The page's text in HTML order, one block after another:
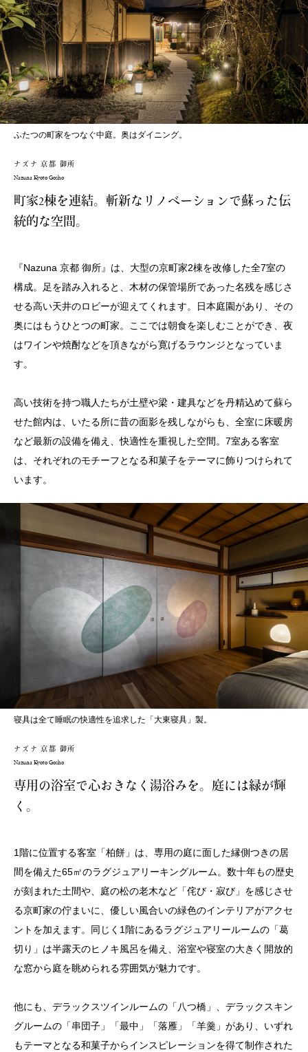
ふたつの町家をつなぐ中庭。奥はダイニング。
ナズナ 京都 御所
Nazuna Kyoto Gosho
町家2棟を連結。斬新なリノベーションで蘇った伝
統的な空間。
『Nazuna 京都 御所』は、大型の京町家2棟を改修した全7室の
構成。足を踏み入れると、木材の保管場所であった名残を感じさ
せる高い天井のロビーが迎えてくれます。日本庭園があり、その
奥にはもうひとつの町家。ここでは朝食を楽しむことができ、夜
はワインや焼酎などを頂きながら寛げるラウンジとなっていま
す。
高い技術を持つ職人たちが土壁や梁・建具などを丹精込めて蘇ら
せた館内は、いたる所に昔の面影を残しながらも、全室に床暖房
など最新の設備を備え、快適性を重視した空間。7室ある客室
は、それぞれのモチーフとなる和菓子をテーマに飾りつけられて
います。
寝具は全て睡眠の快適性を追求した「大東寝具」製。
ナズナ 京都 御所
Nazuna Kyoto Gosho
専用の浴室で心おきなく湯浴みを。庭には緑が輝
く。
1階に位置する客室「柏餅」は、専用の庭に面した縁側つきの居
間を備えた65㎡のラグジュアリーキングルーム。数十年もの歴史
が刻まれた土間や、庭の松の老木など「侘び・寂び」を感じさせ
る京町家の佇まいに、優しい風合いの緑色のインテリアがアクセ
ントを加えます。同じく1階にあるラグジュアリールームの「葛
切り」は半露天のヒノキ風呂を備え、浴室や寝室の大きく開放的
な窓から庭を眺められる雰囲気が魅力です。
他にも、デラックスツインルームの「八つ橋」、デラックスキン
グルームの「串団子」「最中」「落雁」「羊羹」があり、いずれ
もテーマとなる和菓子からインスピレーションを得て制作された